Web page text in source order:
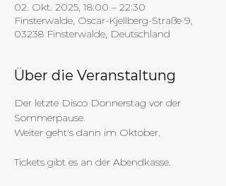
02. Okt. 2025, 18:00 – 22:30
Finsterwalde, Oscar-Kjellberg-Straße 9,
03238 Finsterwalde, Deutschland
Über die Veranstaltung
Der letzte Disco Donnerstag vor der
Sommerpause.
Weiter geht's dann im Oktober.
Tickets gibt es an der Abendkasse.